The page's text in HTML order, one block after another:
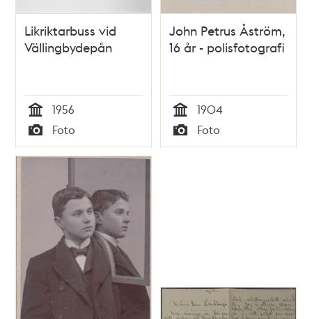
Likriktarbuss vid
Vällingbydepån
Tid
1956
Typ
Foto
John Petrus Åström,
16 år - polisfotografi
Tid
1904
Typ
Foto